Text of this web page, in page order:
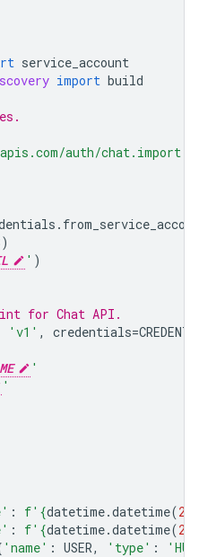
service_account
import build
auth/chat.import'
.
)
' )
for Chat API.
'v1' , credentials=
'
'
: f' {datetime.datetime(
: f' {datetime.datetime(
'name' : USER, 'type' :